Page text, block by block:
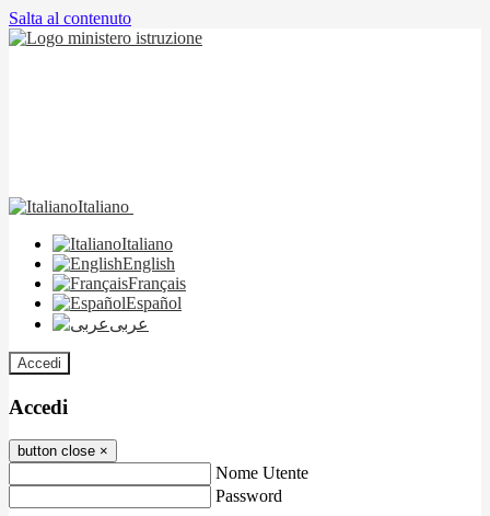
Salta al contenuto
Italiano
Italiano
English
Français
Español
عربى
Accedi
Accedi
button close ×
Nome Utente
Password